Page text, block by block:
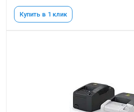
Купить в 1 клик